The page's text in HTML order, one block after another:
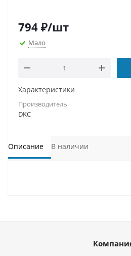
794 ₽/шт
Мало
Характеристики
Производитель
DKC
Описание В наличии